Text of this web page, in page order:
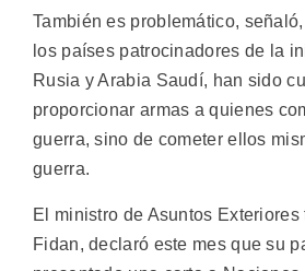
También es problemático,
los países patrocinadores de la
Rusia y Arabia Saudí, han sido
proporcionar armas a quienes
guerra, sino de cometer ellos
guerra.
El ministro de Asuntos Exteriores
Fidan, declaró este mes que su